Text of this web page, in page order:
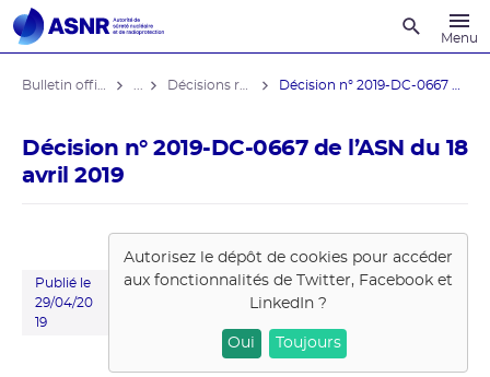
Menu
Décision n° 2019-DC-0667 de l’ASN du 18
avril 2019
Publié le
29/04/20
19
Autorisez le dépôt de cookies pour accéder
aux fonctionnalités de Twitter, Facebook et
LinkedIn?
Oui Toujours